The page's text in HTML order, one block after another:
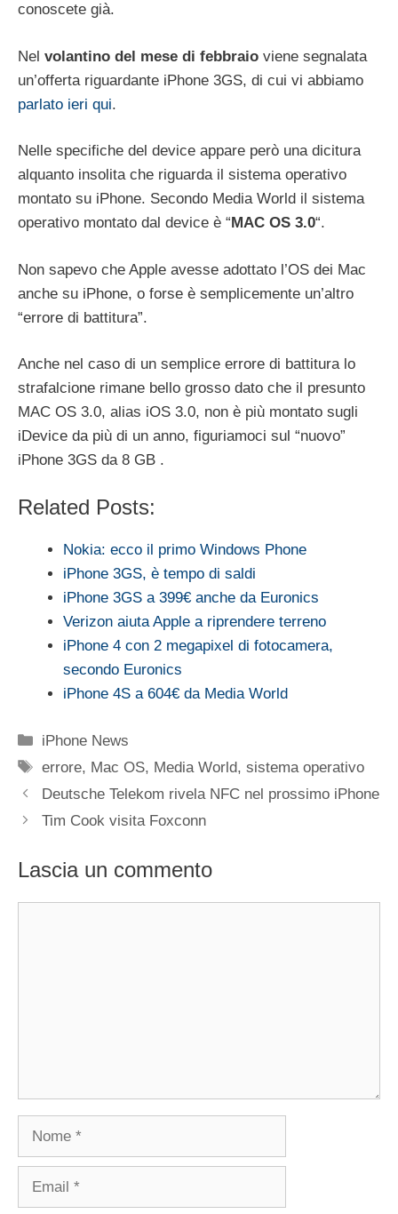
conoscete già.
Nel volantino del mese di febbraio viene segnalata
un’offerta riguardante iPhone 3GS, di cui vi abbiamo
parlato ieri qui.
Nelle specifiche del device appare però una dicitura
alquanto insolita che riguarda il sistema operativo
montato su iPhone. Secondo Media World il sistema
operativo montato dal device è “ MAC OS 3.0“.
Non sapevo che Apple avesse adottato l’OS dei Mac
anche su iPhone, o forse è semplicemente un’altro
“errore di battitura”.
Anche nel caso di un semplice errore di battitura lo
strafalcione rimane bello grosso dato che il presunto
MAC OS 3.0, alias iOS 3.0, non è più montato sugli
iDevice da più di un anno, figuriamoci sul “nuovo”
iPhone 3GS da 8 GB .
Related Posts:
Nokia: ecco il primo Windows Phone
iPhone 3GS, è tempo di saldi
iPhone 3GS a 399€ anche da Euronics
Verizon aiuta Apple a riprendere terreno
iPhone 4 con 2 megapixel di fotocamera,
secondo Euronics
iPhone 4S a 604€ da Media World
Categorie
iPhone News
Tag
errore, Mac OS, Media World,sistema operativo
Deutsche Telekom rivela NFC nel prossimo iPhone
Tim Cook visita Foxconn
Lascia un commento